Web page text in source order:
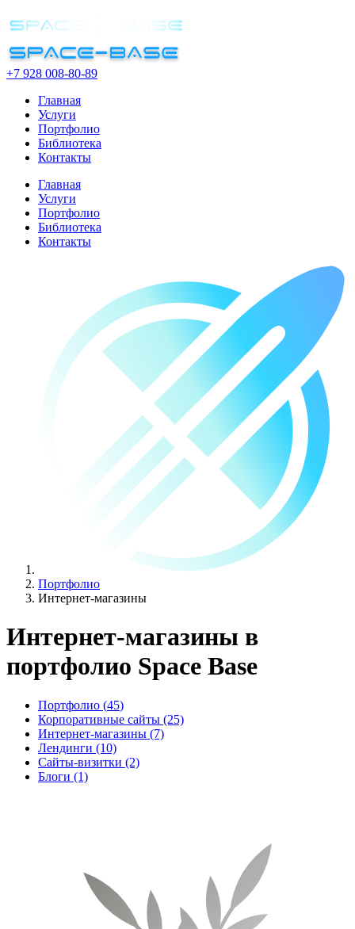
+7 928 008-80-89
Главная
Услуги
Портфолио
Библиотека
Контакты
Главная
Услуги
Портфолио
Библиотека
Контакты
Портфолио
Интернет-магазины
Интернет-магазины в
портфолио Space Base
Портфолио (45)
Корпоративные сайты (25)
Интернет-магазины (7)
Лендинги (10)
Сайты-визитки (2)
Блоги (1)